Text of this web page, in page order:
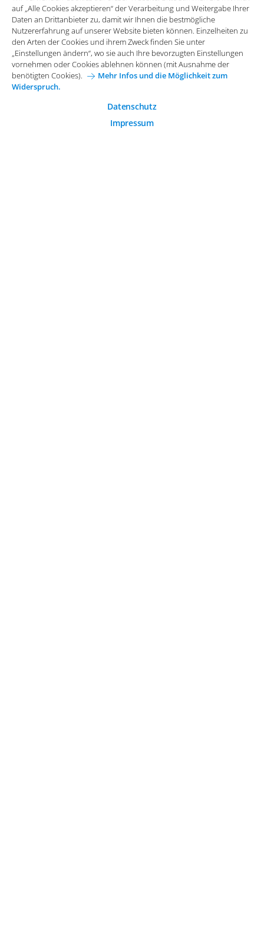
Impressum Datenschutz
Allgemeine Einkaufsbedingungen
Karriere bei Arvato Systems Kontakt
auf „Alle Cookies akzeptieren“ der Verarbeitung und Weitergabe Ihrer
Daten an Drittanbieter zu, damit wir Ihnen die bestmögliche
Nutzererfahrung auf unserer Website bieten können. Einzelheiten zu
den Arten der Cookies und ihrem Zweck finden Sie unter
„Einstellungen ändern“, wo sie auch Ihre bevorzugten Einstellungen
vornehmen oder Cookies ablehnen können (mit Ausnahme der
benötigten Cookies).
Mehr Infos und die Möglichkeit zum
Widerspruch.
Datenschutz
Impressum
benötigten Cookies).
Mehr Infos und die Möglichkeit zum
Widerspruch.
Funktionale Cookies
Diese Cookies sind essenziell wichtig für die einwandfreie
Funktion der Website.
Analytische Cookies
Analytische Cookies werden verwendet, um das